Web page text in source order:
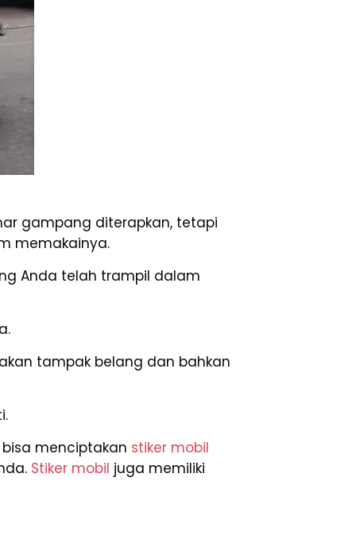
gampang diterapkan, tetapi
memakainya.
Anda telah trampil dalam
tampak belang dan bahkan
menciptakan stiker mobil
Stiker mobil juga memiliki